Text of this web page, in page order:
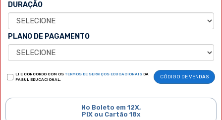
DURAÇÃO
PLANO DE PAGAMENTO
LI E CONCORDO COM OS TERMOS DE SERVIÇOS EDUCACIONAIS DA
FASUL EDUCACIONAL.
CÓDIGO DE VENDAS
No Boleto em 12X,
PIX ou Cartão 18x